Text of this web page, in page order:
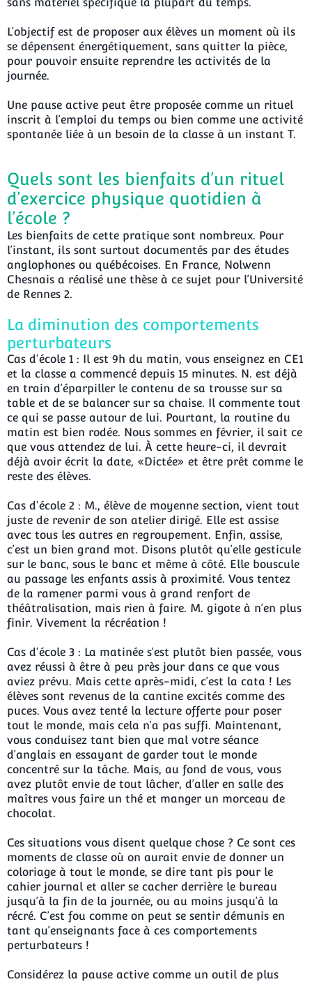
L’objectif est de proposer aux élèves un moment où ils
se dépensent énergétiquement, sans quitter la pièce,
pour pouvoir ensuite reprendre les activités de la
journée.
Une pause active peut être proposée comme un rituel
inscrit à l’emploi du temps ou bien comme une activité
spontanée liée à un besoin de la classe à un instant T.
Quels sont les bienfaits d’un rituel
d’exercice physique quotidien à
l’école ?
Les bienfaits de cette pratique sont nombreux. Pour
l’instant, ils sont surtout documentés par des études
anglophones ou québécoises. En France, Nolwenn
Chesnais a réalisé une thèse à ce sujet pour l’Université
de Rennes 2.
La diminution des comportements
perturbateurs
Cas d'école 1 : Il est 9h du matin, vous enseignez en CE1
et la classe a commencé depuis 15 minutes. N. est déjà
en train d’éparpiller le contenu de sa trousse sur sa
table et de se balancer sur sa chaise. Il commente tout
ce qui se passe autour de lui. Pourtant, la routine du
matin est bien rodée. Nous sommes en février, il sait ce
que vous attendez de lui. À cette heure-ci, il devrait
déjà avoir écrit la date, «Dictée» et être prêt comme le
reste des élèves.
Cas d'école 2 : M., élève de moyenne section, vient tout
juste de revenir de son atelier dirigé. Elle est assise
avec tous les autres en regroupement. Enfin, assise,
c’est un bien grand mot. Disons plutôt qu’elle gesticule
sur le banc, sous le banc et même à côté. Elle bouscule
au passage les enfants assis à proximité. Vous tentez
de la ramener parmi vous à grand renfort de
théâtralisation, mais rien à faire. M. gigote à n’en plus
finir. Vivement la récréation !
Cas d'école 3 : La matinée s’est plutôt bien passée, vous
avez réussi à être à peu près jour dans ce que vous
aviez prévu. Mais cette après-midi, c’est la cata ! Les
élèves sont revenus de la cantine excités comme des
puces. Vous avez tenté la lecture offerte pour poser
tout le monde, mais cela n’a pas suffi. Maintenant,
vous conduisez tant bien que mal votre séance
d’anglais en essayant de garder tout le monde
concentré sur la tâche. Mais, au fond de vous, vous
avez plutôt envie de tout lâcher, d’aller en salle des
maîtres vous faire un thé et manger un morceau de
chocolat.
Ces situations vous disent quelque chose ? Ce sont ces
moments de classe où on aurait envie de donner un
coloriage à tout le monde, se dire tant pis pour le
cahier journal et aller se cacher derrière le bureau
jusqu’à la fin de la journée, ou au moins jusqu’à la
récré. C’est fou comme on peut se sentir démunis en
tant qu’enseignants face à ces comportements
perturbateurs !
Considérez la pause active comme un outil de plus